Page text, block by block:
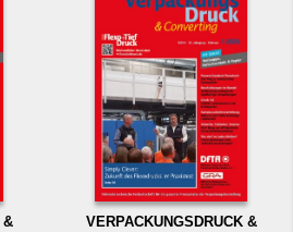
&
VERPACKUNGSDRUCK &